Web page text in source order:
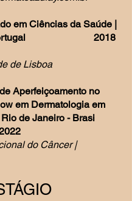
em Ciências da Saúde |
Portugal 2018
de Lisboa
Aperfeiçoamento no
em Dermatologia em
Rio de Janeiro - Brasi
do Câncer |
ÁGIO